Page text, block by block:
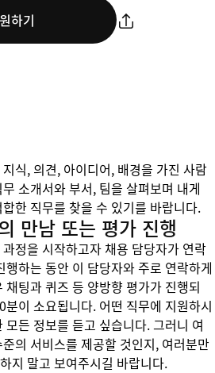
하기
식, 의견, 아이디어, 배경을 가진 사람
소개서와 부서, 팀을 살펴보며 내게
한 직무를 찾을 수 있기를 바랍니다.
만남 또는 평가 진행
정을 시작하고자 채용 담당자가 연락
하는 동안 이 담당자와 주로 연락하게
팅과 퀴즈 등 양방향 평가가 진행되
이 소요됩니다. 어떤 직무에 지원하시
든 정보를 듣고 싶습니다. 그러니 여
의 서비스를 제공할 것인지, 여러분만
지 말고 보여주시길 바랍니다.